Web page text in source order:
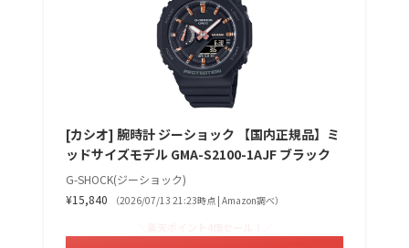
[カシオ] 腕時計 ジーショック 【国内正規品】ミ
ッドサイズモデル GMA-S2100-1AJF ブラック
G-SHOCK(ジーショック)
¥15,840
（2026/07/13 21:23時点 | Amazon調べ）